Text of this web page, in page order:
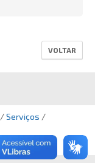
VOLTAR
/Serviços /